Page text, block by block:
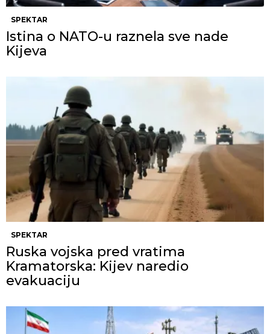
SPEKTAR
Istina o NATO-u raznela sve nade
Kijeva
SPEKTAR
Ruska vojska pred vratima
Kramatorska: Kijev naredio
evakuaciju